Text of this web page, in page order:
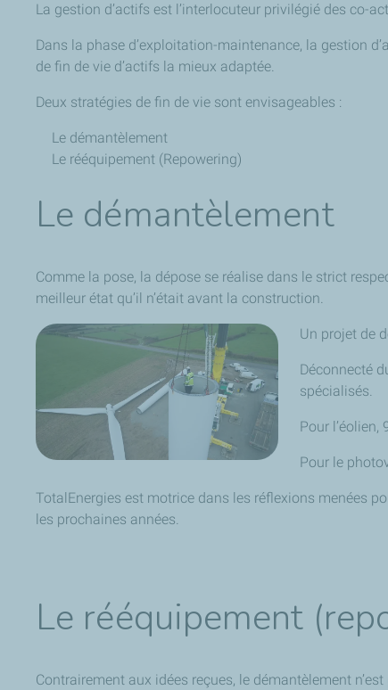
La gestion d’actifs est l’interlocuteur privilégié des co-
Dans la phase d’exploitation-maintenance, la gestion
de fin de vie d’actifs la mieux adaptée.
Deux stratégies de fin de vie sont envisageables :
Le démantèlement
Le rééquipement (Repowering)
Le démantèlement
Comme la pose, la dépose se réalise dans le strict
meilleur état qu’il n’était avant la construction.
Un projet de
Déconnecté
spécialisés.
Pour
Pour le
TotalEnergies est motrice dans les réflexions menées
les prochaines années.
Le rééquipement
Contrairement aux idées reçues, le démantèlement